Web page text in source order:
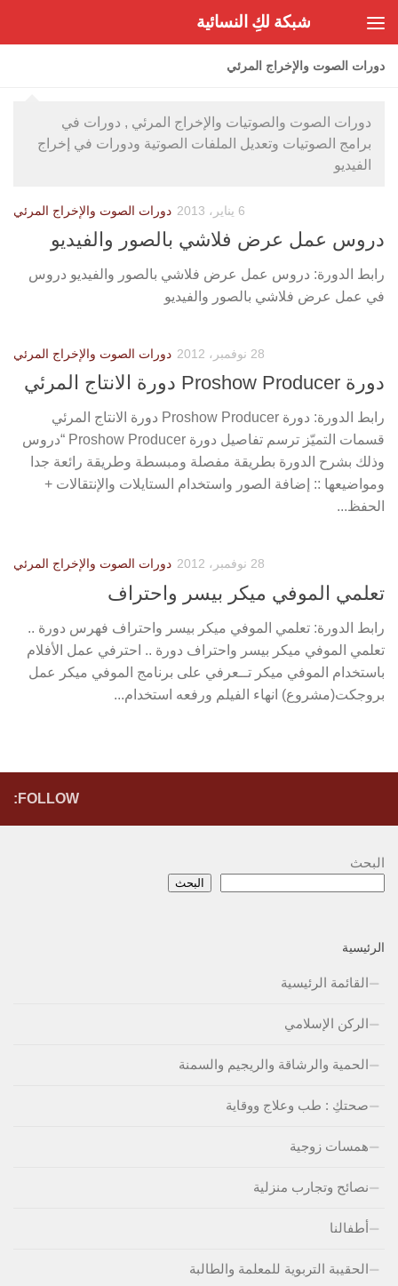
شبكة لكِ النسائية
دورات الصوت والإخراج المرئي
دورات الصوت والصوتيات والإخراج المرئي , دورات في
برامج الصوتيات وتعديل الملفات الصوتية ودورات في إخراج
الفيديو
دورات الصوت والإخراج المرئي 6 يناير، 2013
دروس عمل عرض فلاشي بالصور والفيديو
رابط الدورة: دروس عمل عرض فلاشي بالصور والفيديو دروس
في عمل عرض فلاشي بالصور والفيديو
دورات الصوت والإخراج المرئي 28 نوفمبر، 2012
دورة Proshow Producer دورة الانتاج المرئي
رابط الدورة: دورة Proshow Producer دورة الانتاج المرئي
قسمات التميّز ترسم تفاصيل دورة Proshow Producer “دروس
وذلك بشرح الدورة بطريقة مفصلة ومبسطة وطريقة رائعة جدا
ومواضيعها :: إضافة الصور واستخدام الستايلات والإنتقالات +
الحفظ...
دورات الصوت والإخراج المرئي 28 نوفمبر، 2012
تعلمي الموفي ميكر بيسر واحتراف
رابط الدورة: تعلمي الموفي ميكر بيسر واحتراف فهرس دورة ..
تعلمي الموفي ميكر بيسر واحتراف دورة .. احترفي عمل الأفلام
باستخدام الموفي ميكر تــعرفي على برنامج الموفي ميكر عمل
بروجكت(مشروع) انهاء الفيلم ورفعه استخدام...
FOLLOW:
البحث
البحث
الرئيسية
القائمة الرئيسية
الركن الإسلامي
الحمية والرشاقة والريجيم والسمنة
صحتكِ : طب وعلاج ووقاية
همسات زوجية
نصائح وتجارب منزلية
أطفالنا
الحقيبة التربوية للمعلمة والطالبة